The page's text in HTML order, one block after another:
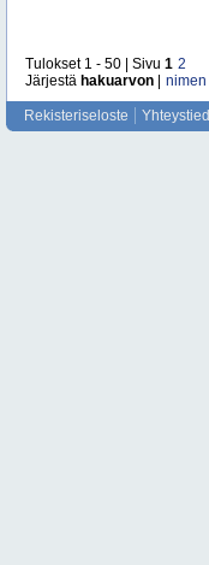
Tulokset 1 - 50 | Sivu 1 2
Järjestä hakuarvon nimen
Rekisteriseloste